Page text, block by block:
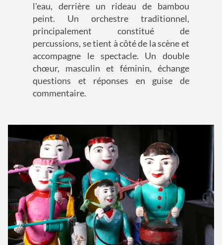
l'eau, derrière un rideau de bambou
peint. Un orchestre traditionnel,
principalement constitué de
percussions, se tient à côté de la scène et
accompagne le spectacle. Un double
chœur, masculin et féminin, échange
questions et réponses en guise de
commentaire.